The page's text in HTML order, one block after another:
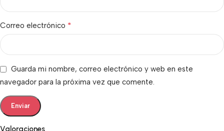
Valoraciones
Correo electrónico *
Guarda mi nombre, correo electrónico y web en este
navegador para la próxima vez que comente.